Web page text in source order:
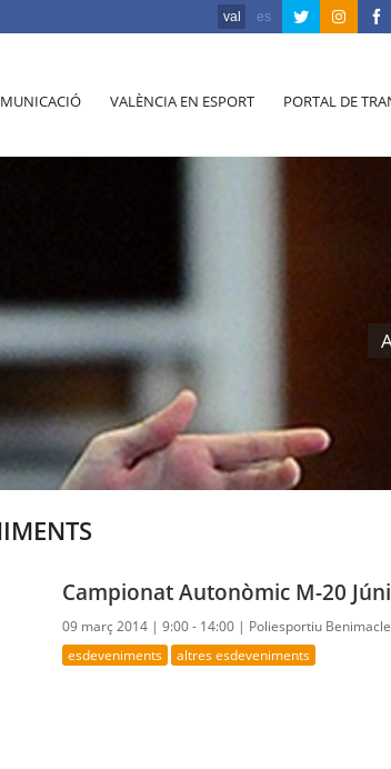
val es
VALÈNCIA EN ESPORT PORTAL DE
Campionat Autonòmic M-20
09 març 2014 |9:00 - 14:00 | Poliesportiu
esdeveniments altres esdeveniments